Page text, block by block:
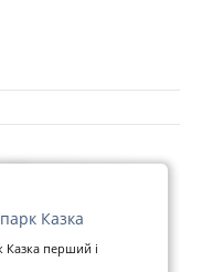
Казка
Казка перший і